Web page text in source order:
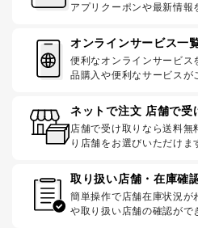
アプリクーポンや最新情報
オンラインサービス一
便利なオンラインサービ
品購入や便利なサービスが
ネットで注文 店舗で受
店舗で受け取りなら送料無
り店舗をお選びいただけま
取り扱い店舗・在庫確
簡単操作で店舗在庫状況が
や取り扱い店舗の確認がで